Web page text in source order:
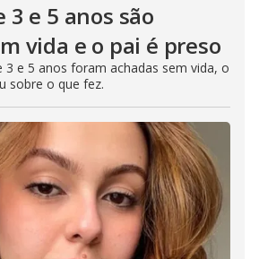
3 e 5 anos são
vida e o pai é preso
3 e 5 anos foram achadas sem vida, o
sobre o que fez.